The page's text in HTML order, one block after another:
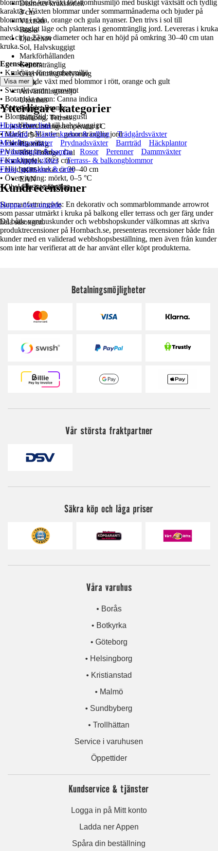
Diameter krukstorlek
3 cm
Växtsätt
Buske
Ljusbehov
Sol, Halvskuggigt
Markförhållanden
Genomtränglig
Övervintringsbelysning
Mörk
Användningsmiljö
Utomhus
Rum
Balkong, Terrass
Övervintringstemperatur i C
0 - 5
Blomfärg
Röd, Orange, Gul
AKN
3K75
EAN
4306517436742
blommande krukväxt för utomhusmiljö med buskigt växtsätt och tydlig
karaktär. Växten blommar under sommarmånaderna och bjuder på
blommor i röda, orange och gula nyanser. Den trivs i sol till
halvskuggigt läge och planteras i genomtränglig jord. Levereras i kruka
med cirka 23 cm diameter och har en höjd på omkring 30–40 cm utan
kruka.
Egenskaper:
• Krukväxt för utomhusmiljö
• Blommande växt med blommor i rött, orange och gult
• Svenskt namn: arrowrot
• Botaniskt namn: Canna indica
• Sort: Scarlet Bronze
• Blomningstid: maj–augusti
• Ljusbehov: sol till halvskuggigt
• Markförhållanden: genomtränglig jord
• Flerårig växt
• Växtsätt: buske
• Krukstorlek: Ø23 cm
• Höjd utan kruka: ca 30–40 cm
• Övervintring: mörkt, 0–5 °C
• Obs! Får inte förtäras
Sammanfattningsvis: En dekorativ och sommarblommande arrowrot
som passar utmärkt i kruka på balkong eller terrass och ger färg under
hela säsongen.
Visa mer
Ytterligare kategorier
Hoppa över lista
Trädgård
Växter, krukor & odling
Trädgårdsväxter
Medelhavsväxter
Prydnadsväxter Barrträd
Häckplantor
Prydnadsgräs & bambu
Rosor Perenner
Dammväxter
Formklippta växter
Terrass- & balkongblommor
Frukt, grönsaker & örter
Kundrecensioner
Hoppa över område
Då både varuhuskunder och webbshopskunder välkomnas att skriva
produktrecensioner på Hornbach.se, presenteras recensioner både från
kunder med en validerad webbshopsbeställning, men även från kunder
som inte har verifierat att de har använt eller köpt produkterna.
Betalningsmöjligheter
Vår största fraktpartner
Säkra köp och låga priser
Våra varuhus
• Borås
• Botkyrka
• Göteborg
• Helsingborg
• Kristianstad
• Malmö
• Sundbyberg
• Trollhättan
Service i varuhusen
Öppettider
Kundservice & tjänster
Logga in på Mitt konto
Ladda ner Appen
Spåra din beställning